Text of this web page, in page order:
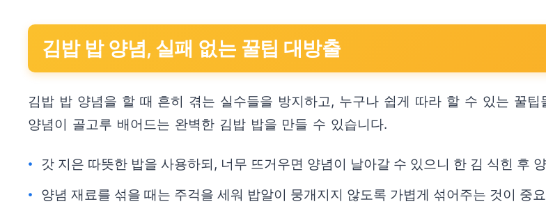
김밥 밥 양념, 실패 없는 꿀팁 대방출
김밥 밥 양념을 할 때 흔히 겪는 실수들을 방지하고, 누구나 쉽게 따라 할 수 있는 꿀
양념이 골고루 배어드는 완벽한 김밥 밥을 만들 수 있습니다.
갓 지은 따뜻한 밥을 사용하되, 너무 뜨거우면 양념이 날아갈 수 있으니 한 김 식힌 후
양념 재료를 섞을 때는 주걱을 세워 밥알이 뭉개지지 않도록 가볍게 섞어주는 것이 중